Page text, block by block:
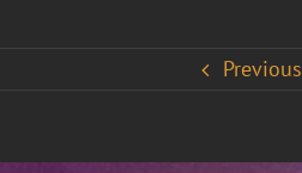
Previous